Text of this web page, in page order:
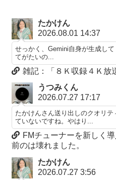
たかけん
2026.08.01 14:37
せっかく、Gemini自身が生成し
てがたいの...
雑記：「８Ｋ収録４Ｋ放
うつみくん
2026.07.27 17:17
たかけんさん送り出しのクオリ
ていないですね。やはり...
FMチューナーを新しく
前のは壊れました。
たかけん
2026.07.27 3:56